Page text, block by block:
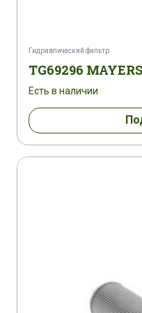
Гидравлический фильтр
TG69296 MAYERS
Есть в наличии